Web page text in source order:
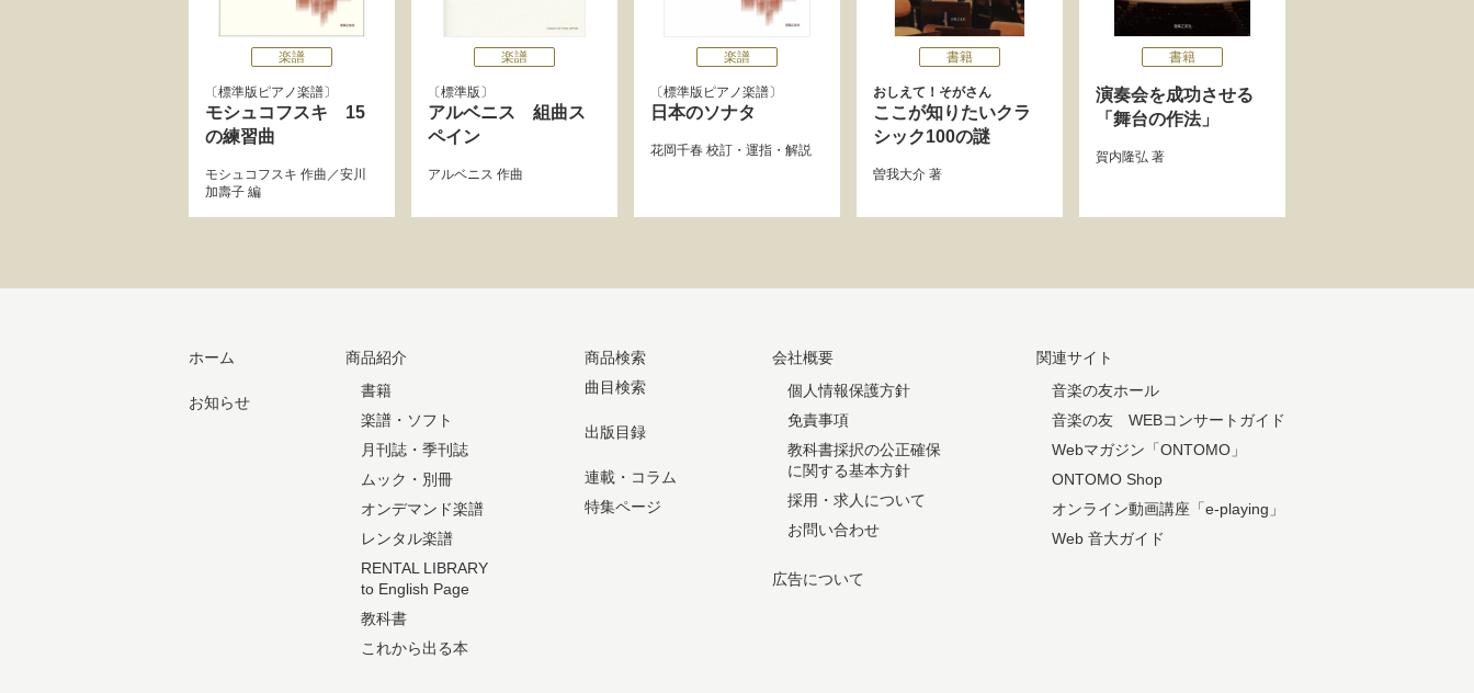
楽譜
標準版ピアノ楽譜
モシュコフスキ 15
の練習曲
モシュコフスキ 作曲／安川
加壽子 編
楽譜
標準版
アルベニス 組曲ス
ペイン
アルベニス 作曲
楽譜
標準版ピアノ楽譜
日本のソナタ
花岡千春 校訂・運指・解説
書籍
おしえて！そがさん
ここが知りたいクラ
シック100の謎
曽我大介 著
書籍
演奏会を成功させる
「舞台の作法」
賀内隆弘 著
ホーム
お知らせ
商品紹介
書籍
楽譜・ソフト
月刊誌・季刊誌
ムック・別冊
オンデマンド楽譜
レンタル楽譜
RENTAL LIBRARY
to English Page
教科書
これから出る本
商品検索
曲目検索
出版目録
連載・コラム
特集ページ
会社概要
個人情報保護方針
免責事項
教科書採択の公正確保
に関する基本方針
採用・求人について
お問い合わせ
広告について
関連サイト
音楽の友ホール
音楽の友 WEBコンサートガイド
Webマガジン「ONTOMO」
ONTOMO Shop
オンライン動画講座「e-playing」
Web 音大ガイド